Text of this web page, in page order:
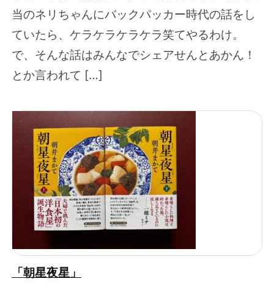
当のネリちゃんにバックパッカー時代の話をし
ていたら、ケラケラケラケラ笑てやるわけ。
で、そんな話はみんなでシェアせんとあかん！
とか言われて […]
「朝星夜星」